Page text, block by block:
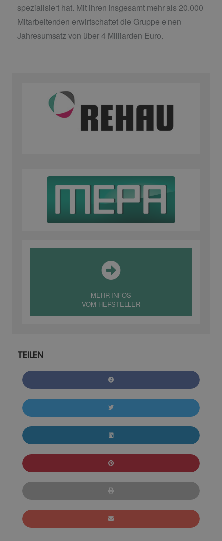
spezialisiert hat. Mit ihren insgesamt mehr als 20.000
Mitarbeitenden erwirtschaftet die Gruppe einen
Jahresumsatz von über 4 Milliarden Euro.
MEHR INFOS
VOM HERSTELLER
TEILEN